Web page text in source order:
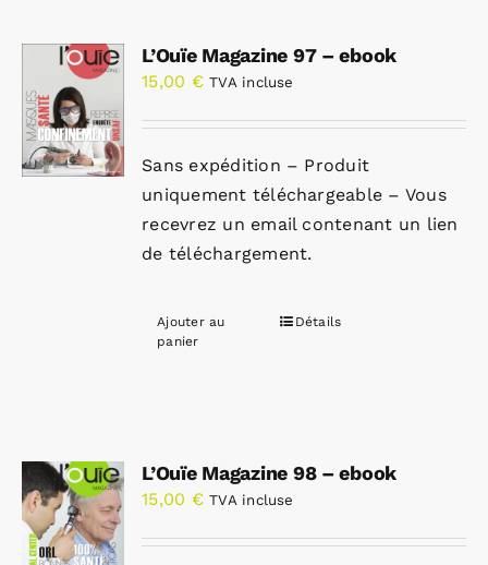
L’Ouïe Magazine 97 – ebook
15,00 € TVA incluse
Sans expédition – Produit
uniquement téléchargeable – Vous
recevrez un email contenant un lien
de téléchargement.
Ajouter au
panier
Détails
L’Ouïe Magazine 98 – ebook
15,00 € TVA incluse